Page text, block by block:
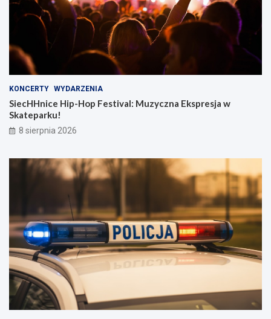
KONCERTY WYDARZENIA
SiecHHnice Hip-Hop Festival: Muzyczna Ekspresja w
Skateparku!
8 sierpnia 2026